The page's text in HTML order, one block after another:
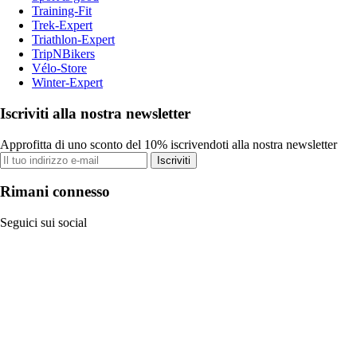
Training-Fit
Trek-Expert
Triathlon-Expert
TripNBikers
Vélo-Store
Winter-Expert
Iscriviti alla nostra newsletter
Approfitta di uno sconto del 10% iscrivendoti alla nostra newsletter
Iscriviti
Rimani connesso
Seguici sui social